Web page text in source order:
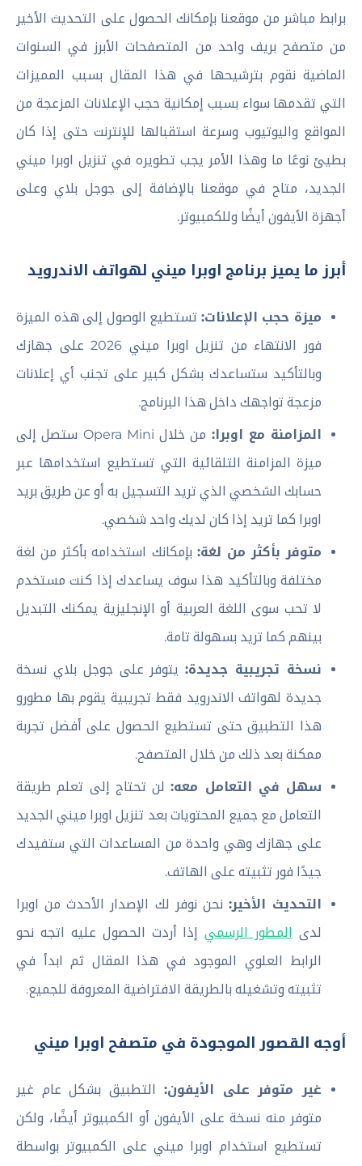
برابط مباشر من موقعنا بإمكانك الحصول على التحديث الأخير
من متصفح بريف واحد من المتصفحات الأبرز في السنوات
الماضية نقوم بترشيحها في هذا المقال بسبب المميزات
التي تقدمها سواء بسبب إمكانية حجب الإعلانات المزعجة من
المواقع واليوتيوب وسرعة استقبالها للإنترنت حتى إذا كان
بطيئ نوعًا ما وهذا الأمر يجب تطويره في تنزيل اوبرا ميني
الجديد، متاح في موقعنا بالإضافة إلى جوجل بلاي وعلى
أجهزة الأيفون أيضًا وللكمبيوتر.
أبرز ما يميز برنامج اوبرا ميني لهواتف الاندرويد
ميزة حجب الإعلانات: تستطيع الوصول إلى هذه الميزة
فور الانتهاء من تنزيل اوبرا ميني 2026 على جهازك
وبالتأكيد ستساعدك بشكل كبير على تجنب أي إعلانات
مزعجة تواجهك داخل هذا البرنامج.
المزامنة مع اوبرا:
من خلال Opera Mini ستصل إلى
ميزة المزامنة التلقائية التي تستطيع استخدامها عبر
حسابك الشخصي الذي تريد التسجيل به أو عن طريق بريد
اوبرا كما تريد إذا كان لديك واحد شخصي.
متوفر بأكثر من لغة: بإمكانك استخدامه بأكثر من لغة
مختلفة وبالتأكيد هذا سوف يساعدك إذا كنت مستخدم
لا تحب سوى اللغة العربية أو الإنجليزية يمكنك التبديل
بينهم كما تريد بسهولة تامة.
نسخة تجريبية جديدة:يتوفر على جوجل بلاي نسخة
جديدة لهواتف الاندرويد فقط تجريبية يقوم بها مطورو
هذا التطبيق حتى تستطيع الحصول على أفضل تجربة
ممكنة بعد ذلك من خلال المتصفح.
سهل في التعامل معه:لن تحتاج إلى تعلم طريقة
التعامل مع جميع المحتويات بعد تنزيل اوبرا ميني الجديد
على جهازك وهي واحدة من المساعدات التي ستفيدك
جيدًا فور تثبيته على الهاتف.
التحديث الأخير: نحن نوفر لك الإصدار الأحدث من اوبرا
لدى المطور الرسميإذا أردت الحصول عليه اتجه نحو
الرابط العلوي الموجود في هذا المقال ثم ابدأ في
تثبيته وتشغيله بالطريقة الافتراضية المعروفة للجميع.
أوجه القصور الموجودة في متصفح اوبرا ميني
غير متوفر على الأيفون: التطبيق بشكل عام غير
متوفر منه نسخة على الأيفون أو الكمبيوتر أيضًا، ولكن
تستطيع استخدام اوبرا ميني على الكمبيوتر بواسطة